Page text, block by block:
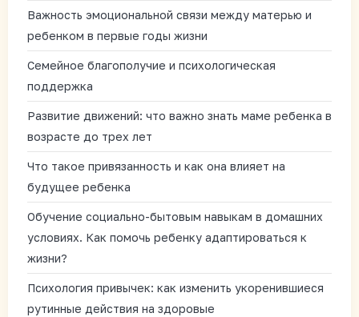
Важность эмоциональной связи между матерью и
ребенком в первые годы жизни
Семейное благополучие и психологическая
поддержка
Развитие движений: что важно знать маме ребенка в
возрасте до трех лет
Что такое привязанность и как она влияет на
будущее ребенка
Обучение социально-бытовым навыкам в домашних
условиях. Как помочь ребенку адаптироваться к
жизни?
Психология привычек: как изменить укоренившиеся
рутинные действия на здоровые